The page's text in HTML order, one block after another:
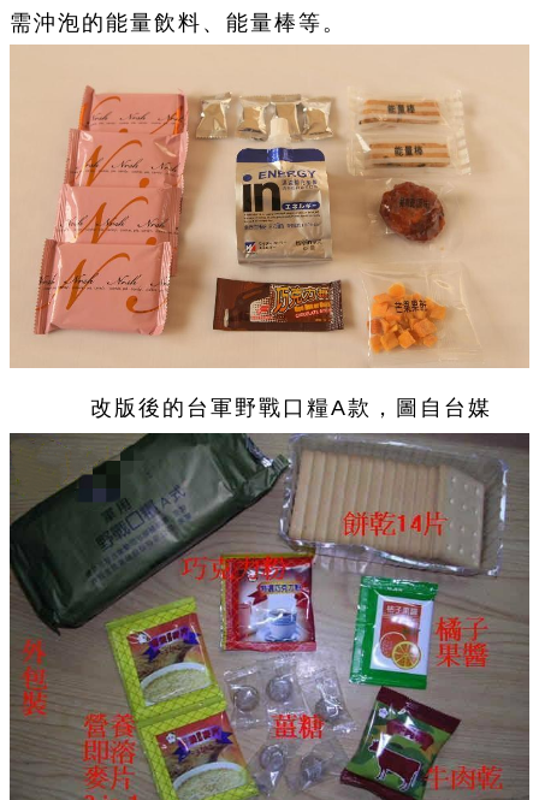
需沖泡的能量飲料、能量棒等。
改版後的 台 軍野戰口糧A款，圖自 台 媒